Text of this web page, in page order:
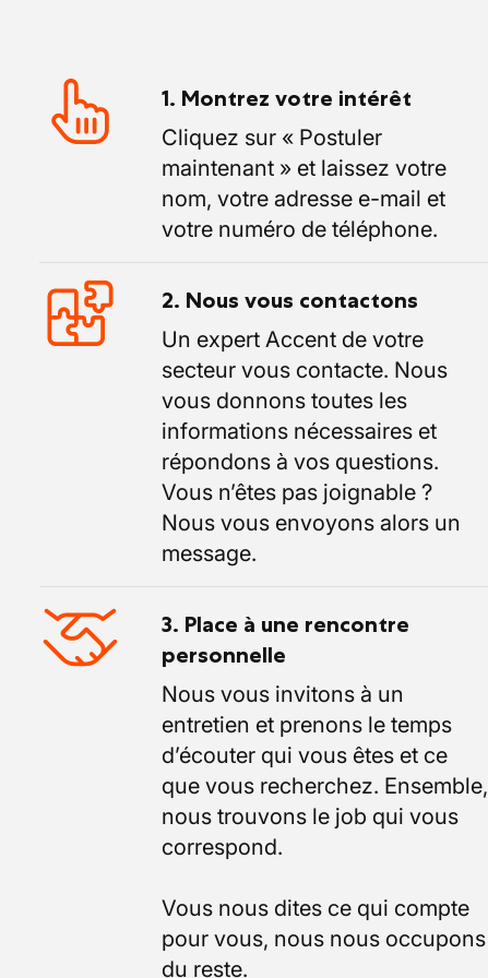
1. Montrez votre intérêt
Cliquez sur « Postuler
maintenant » et laissez votre
nom, votre adresse e-mail et
votre numéro de téléphone.
2. Nous vous contactons
Un expert Accent de votre
secteur vous contacte. Nous
vous donnons toutes les
informations nécessaires et
répondons à vos questions.
Vous n’êtes pas joignable ?
Nous vous envoyons alors un
message.
3. Place à une rencontre
personnelle
Nous vous invitons à un
entretien et prenons le temps
d’écouter qui vous êtes et ce
que vous recherchez. Ensemble,
nous trouvons le job qui vous
correspond.
Vous nous dites ce qui compte
pour vous, nous nous occupons